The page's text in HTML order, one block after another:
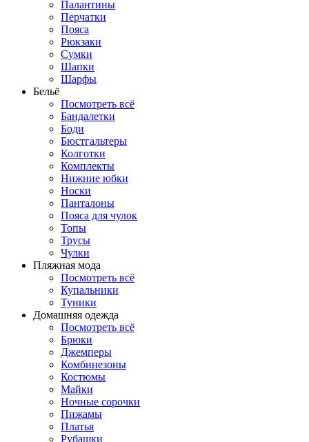
Палантины
Перчатки
Пояса
Рюкзаки
Сумки
Шапки
Шарфы
Бельё
Посмотреть всё
Бандалетки
Боди
Бюстгальтеры
Колготки
Комплекты
Нижние юбки
Носки
Панталоны
Поясa для чулок
Топы
Трусы
Чулки
Пляжная мода
Посмотреть всё
Купальники
Туники
Домашняя одежда
Посмотреть всё
Брюки
Джемперы
Комбинезоны
Костюмы
Майки
Ночные сорочки
Пижамы
Платья
Рубашки